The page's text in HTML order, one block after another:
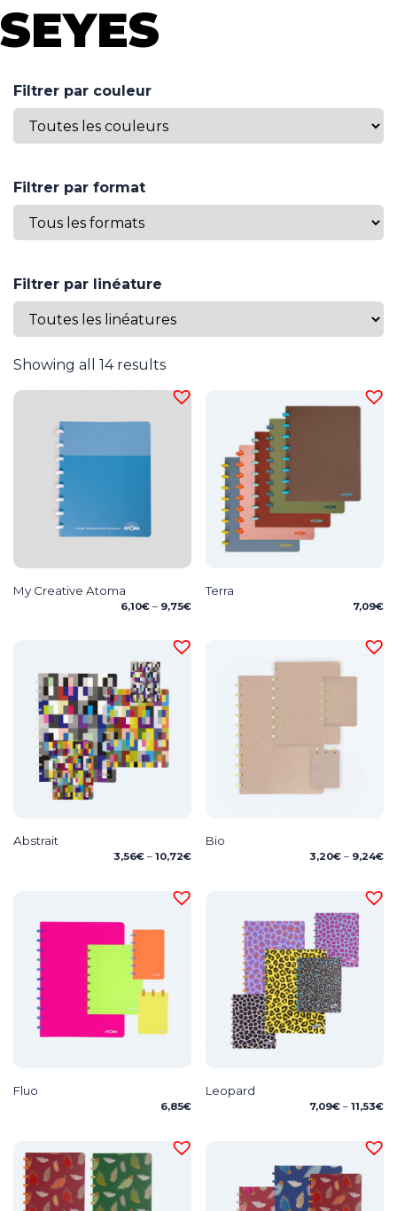
SEYES
Filtrer par couleur
Filtrer par format
Filtrer par linéature
Showing all 14 results
My Creative Atoma
6,10€ – 9,75€Price
through
Terra
7,09€
Abstrait
3,56€ – 10,72€Price
through
Bio
3,20€ – 9,24€
Fluo
6,85€
Leopard
7,09€ – 11,53€